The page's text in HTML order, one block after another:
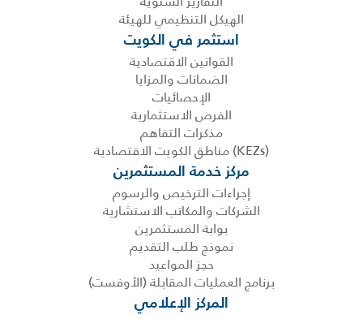
الهيكل التنظيمي للهيئة
استثمر في الكويت
القوانين الاقتصادية
الضمانات والمزايا
الإحصائيات
الفرص الاستثمارية
مذكرات التفاهم
(KEZs) مناطق الكويت الاقتصادية
مركز خدمة المستثمرين
إجراءات الترخيص والرسوم
الشركات والمكاتب الاستشارية
بوابة المستثمرين
نموذج طلب التقديم
حجز المواعيد
برنامج العمليات المقابلة (الأوفست)
المركز الإعلامي